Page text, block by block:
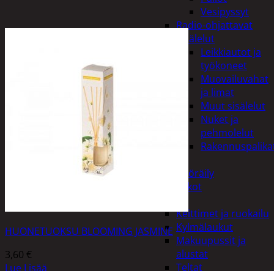
Vesipyssyt
Radio-ohjattavat
Sisälelut
Leikkiautot ja
työkoneet
Muovailuvahat
ja limat
Muut sisälelut
Nuket ja
pehmolelut
Polkupyöräily
Lukot
Keittimet ja ruokailu
Kylmälaukut
Makuupussit ja
alustat
Teltat
HUONETUOKSU BLOOMING JASMINE
3,60 €
Lue Lisää